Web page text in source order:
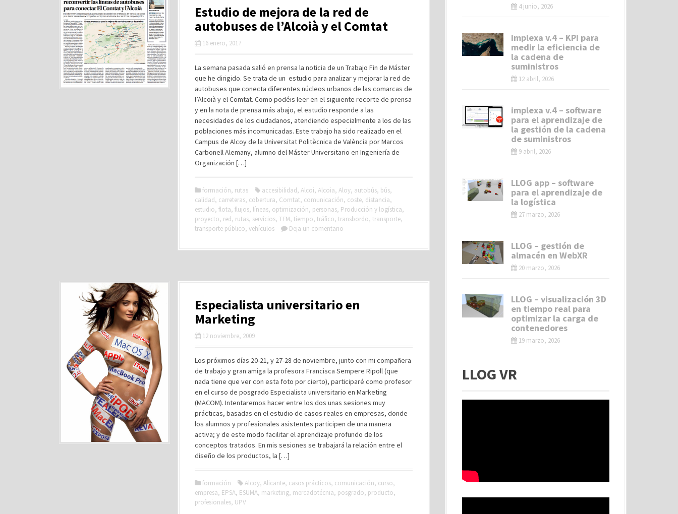
Estudio de mejora de la red de
autobuses de l’Alcoià y el Comtat
16 enero, 2017
La semana pasada salió en prensa la noticia de un Trabajo Fin de Máster
que he dirigido. Se trata de un estudio para analizar y mejorar la red de
autobuses que conecta diferentes núcleos urbanos de las comarcas de
l’Alcoià y el Comtat. Como podéis leer en el siguiente recorte de prensa
y en la nota de prensa más abajo, el estudio responde a las
necesidades de los ciudadanos, atendiendo especialmente a los de las
poblaciones más incomunicadas. Este trabajo ha sido realizado en el
Campus de Alcoy de la Universitat Politècnica de València por Marcos
Carbonell Alemany, alumno del Máster Universitario en Ingeniería de
Organización […]
formación, rutas accesibilidad, Alcoi, Alcoia, Aloy, autobús, bús,
calidad, carreteras, cobertura, Comtat, comunicación, coste, distancia,
estudio, flota, flujos, líneas, optimización, personas, Producción y logística,
proyecto, red, rutas, servicios, TFM, tiempo, tráfico, transbordo, transporte,
transporte público, vehículos Deja un comentario
Especialista universitario en
Marketing
12 noviembre, 2009
Los próximos días 20-21, y 27-28 de noviembre, junto con mi compañera
de trabajo y gran amiga la profesora Francisca Sempere Ripoll (que
nada tiene que ver con esta foto por cierto), participaré como profesor
en el curso de posgrado Especialista universitario en Marketing
(MACOM). Intentaremos hacer entre los dos unas sesiones muy
prácticas, basadas en el estudio de casos reales en empresas, donde
los alumnos y profesionales asistentes participen de una manera
activa; y de este modo facilitar el aprendizaje profundo de los
conceptos tratados. En mis sesiones se trabajará la relación entre el
diseño de los productos, la […]
formación Alcoy, Alicante, casos prácticos, comunicación, curso,
empresa, EPSA, ESUMA, marketing, mercadotécnia, posgrado, producto,
profesionales, UPV
4 junio, 2026
implexa v.4 – KPI para
medir la eficiencia de
la cadena de
suministros
12 abril, 2026
implexa v.4 – software
para el aprendizaje de
la gestión de la cadena
de suministros
9 abril, 2026
LLOG app – software
para el aprendizaje de
la logística
27 marzo, 2026
LLOG – gestión de
almacén en WebXR
20 marzo, 2026
LLOG – visualización 3D
en tiempo real para
optimizar la carga de
contenedores
19 marzo, 2026
LLOG VR